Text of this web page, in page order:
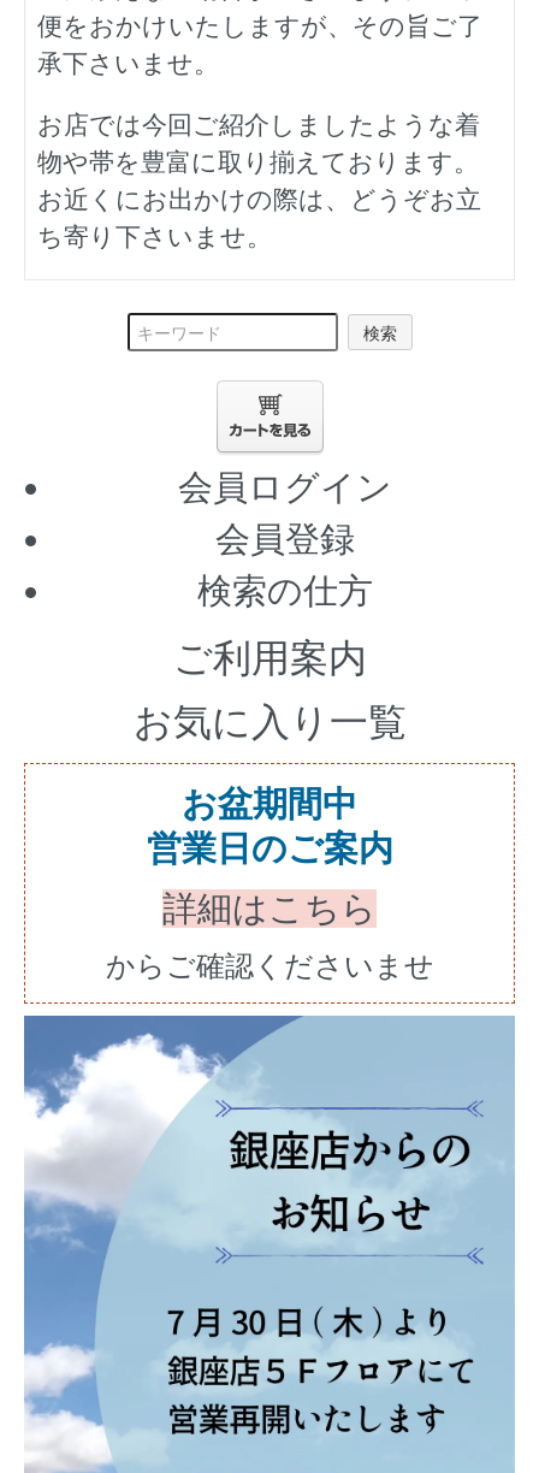
便をおかけいたしますが、その旨ご了
承下さいませ。
お店では今回ご紹介しましたような着
物や帯を豊富に取り揃えております。
お近くにお出かけの際は、どうぞお立
ち寄り下さいませ。
検索
会員ログイン
会員登録
検索の仕方
ご利用案内
お気に入り一覧
お盆期間中
営業日のご案内
詳細はこちら
からご確認くださいませ